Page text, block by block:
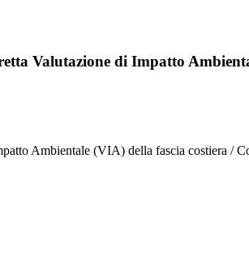
Valutazione di Impatto
Ambientale (VIA) della fascia costiera /